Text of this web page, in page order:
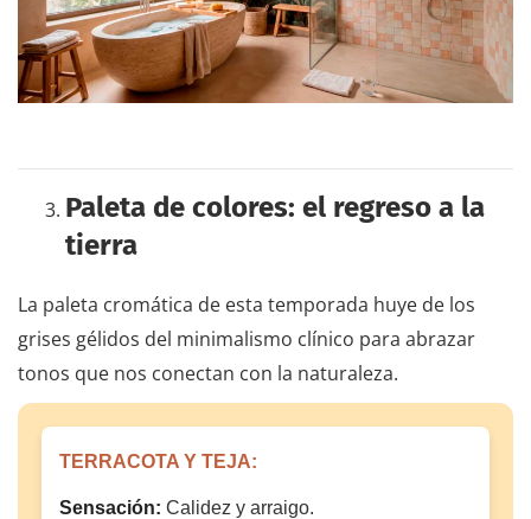
Paleta de colores: el regreso a la
tierra
La paleta cromática de esta temporada huye de los
grises gélidos del minimalismo clínico para abrazar
tonos que nos conectan con la naturaleza.
TERRACOTA Y TEJA:
Sensación: Calidez y arraigo.